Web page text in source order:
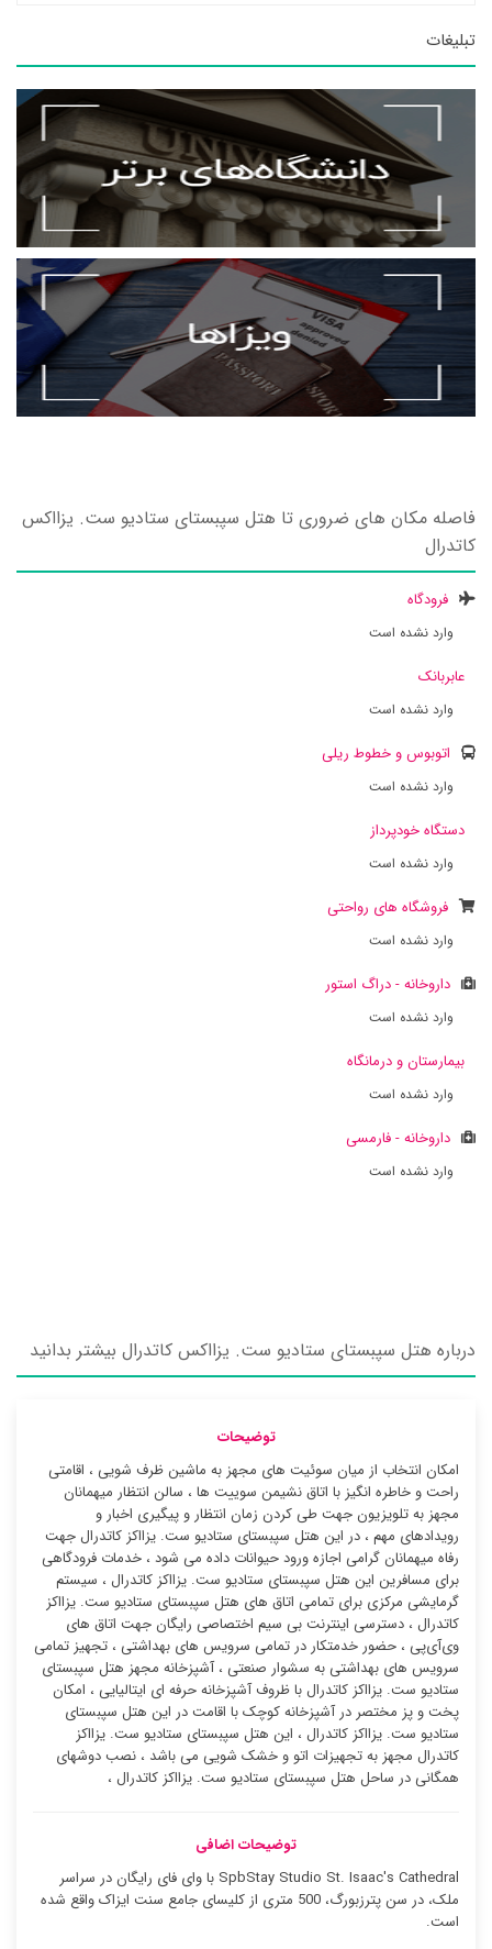
تبلیغات
فاصله مکان های ضروری تا هتل سپبستای ستادیو ست. یزااکس
کاتدرال
فرودگاه
وارد نشده است
عابربانک
وارد نشده است
اتوبوس و خطوط ریلی
وارد نشده است
دستگاه خودپرداز
وارد نشده است
فروشگاه های رواحتی
وارد نشده است
داروخانه - دراگ استور
وارد نشده است
بیمارستان و درمانگاه
وارد نشده است
داروخانه - فارمسی
وارد نشده است
درباره هتل سپبستای ستادیو ست. یزااکس کاتدرال بیشتر بدانید
توضیحات
امکان انتخاب از میان سوئیت ‌های مجهز به ماشین ظرف شویی ، اقامتی
راحت و خاطره انگیز با اتاق نشیمن سوییت ها ، سالن انتظار میهمانان
مجهز به تلویزیون جهت طی کردن زمان انتظار و پیگیری اخبار و
رویدادهای مهم ، در این هتل سپبستای ستادیو ست. یزااکز کاتدرال جهت
رفاه میهمانان گرامی اجازه ورود حیوانات داده می شود ، خدمات فرودگاهی
برای مسافرین این هتل سپبستای ستادیو ست. یزااکز کاتدرال ، سیستم
گرمایشی مرکزی برای تمامی اتاق های هتل سپبستای ستادیو ست. یزااکز
کاتدرال ، دسترسی اینترنت بی سیم اختصاصی رایگان جهت اتاق های
وی‌آی‌پی ، حضور خدمتکار در تمامی سرویس های بهداشتی ، تجهیز تمامی
سرویس های بهداشتی به سشوار صنعتی ، آشپزخانه مجهز هتل سپبستای
ستادیو ست. یزااکز کاتدرال با ظروف آشپزخانه حرفه ای ایتالیایی ، امکان
پخت و پز مختصر در آشپزخانه کوچک با اقامت در این هتل سپبستای
ستادیو ست. یزااکز کاتدرال ، این هتل سپبستای ستادیو ست. یزااکز
کاتدرال مجهز به تجهیزات اتو و خشک شویی می باشد ، نصب دوشهای
همگانی در ساحل هتل سپبستای ستادیو ست. یزااکز کاتدرال ،
توضیحات اضافی
SpbStay Studio St. Isaac's Cathedral با وای فای رایگان در سراسر
ملک، در سن پترزبورگ، 500 متری از کلیسای جامع سنت ایزاک واقع شده
است.